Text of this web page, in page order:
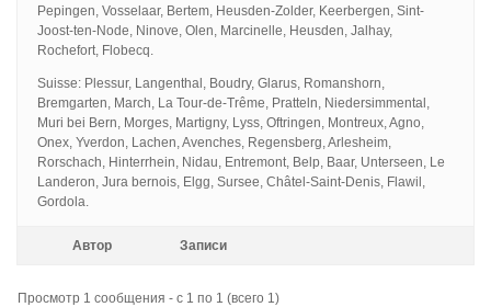
Pepingen, Vosselaar, Bertem, Heusden-Zolder, Keerbergen, Sint-
Joost-ten-Node, Ninove, Olen, Marcinelle, Heusden, Jalhay,
Rochefort, Flobecq.
Suisse: Plessur, Langenthal, Boudry, Glarus, Romanshorn,
Bremgarten, March, La Tour-de-Trême, Pratteln, Niedersimmental,
Muri bei Bern, Morges, Martigny, Lyss, Oftringen, Montreux, Agno,
Onex, Yverdon, Lachen, Avenches, Regensberg, Arlesheim,
Rorschach, Hinterrhein, Nidau, Entremont, Belp, Baar, Unterseen, Le
Landeron, Jura bernois, Elgg, Sursee, Châtel-Saint-Denis, Flawil,
Gordola.
Автор Записи
Просмотр 1 сообщения - с 1 по 1 (всего 1)